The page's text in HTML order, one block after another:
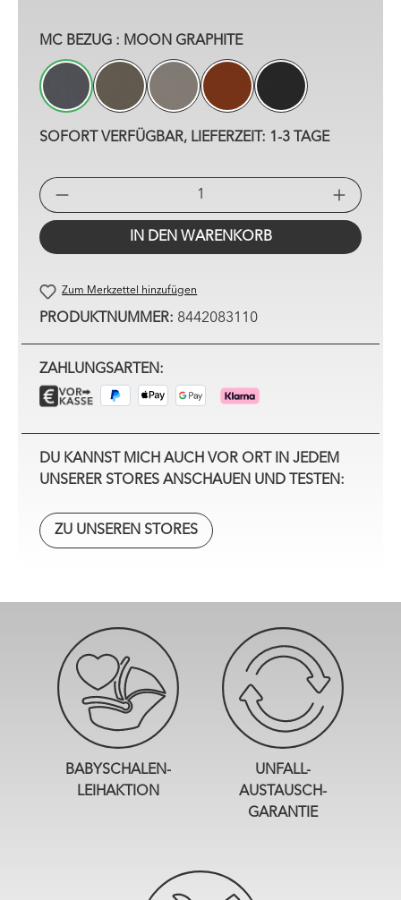
MC BEZUGAUSWÄHLEN
: MOON GRAPHITE
MOON GRAPHITE
OAK TRUFFLESAPPHIRE SANDCOPPER TERRAONYX BLACK
SOFORT VERFÜGBAR, LIEFERZEIT: 1-3 TAGE
IN DEN WARENKORB
Zum Merkzettel hinzufügen
PRODUKTNUMMER: 8442083110
ZAHLUNGSARTEN:
DU KANNST MICH AUCH VOR ORT IN JEDEM
UNSERER STORES ANSCHAUEN UND TESTEN:
ZU UNSEREN STORES
BABYSCHALEN-
LEIHAKTION
UNFALL-
AUSTAUSCH-
GARANTIE